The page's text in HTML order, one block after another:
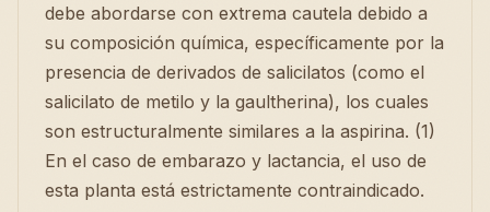
debe abordarse con extrema cautela debido a
su composición química, específicamente por la
presencia de derivados de salicilatos (como el
salicilato de metilo y la gaultherina), los cuales
son estructuralmente similares a la aspirina. (1)
En el caso de embarazo y lactancia, el uso de
esta planta está estrictamente contraindicado.